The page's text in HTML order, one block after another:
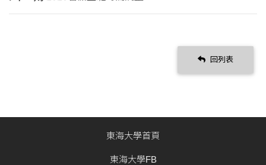
回列表
東海大學首頁
東海大學FB